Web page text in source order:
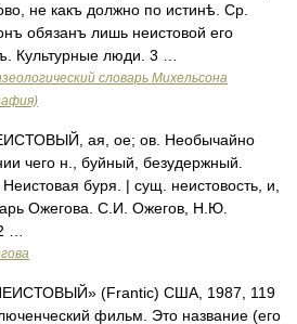
не какъ должно по истинѣ. Ср.
обязанъ лишь неистовой его
Культурные люди. 3 …
словарь Михельсона
ая, ое; ов. Необычайно
чего н., буйный, безудержный.
буря. | сущ. неистовость, и,
Ожегова. С.И. Ожегов, Н.Ю.
…
(Frantic) США, 1987, 119
фильм. Это название (его